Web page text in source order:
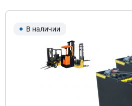
В наличии